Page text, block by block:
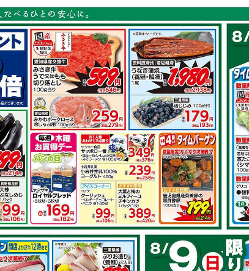
牛もも肉で作れるレシピ
ポイントは○○！！しっと
りやわらかローストビー
フ
おもてなしにも 牛もも
の和風オーブン焼き
鶏もも肉で作れるレシピ